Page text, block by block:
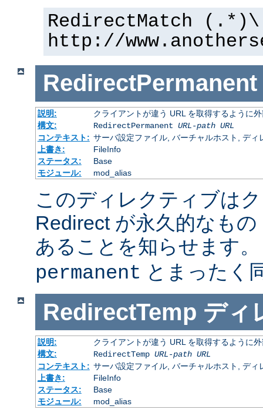
RedirectMatch
http://
RedirectPermanent
説明:
クライアントが違う URL を取得するように
構文:
RedirectPermanent URL-path URL
コンテキスト: サーバ設定ファイル, バーチャルホスト, ディ
上書き:
FileInfo
ステータス:
Base
モジュール:
mod_alias
このディレクティブは
Redirect が永久的なも
あることを知らせます
permanent とまったく
RedirectTemp ディ
説明:
クライアントが違う URL を取得するように
構文:
RedirectTemp URL-path URL
コンテキスト: サーバ設定ファイル, バーチャルホスト, ディ
上書き:
FileInfo
ステータス:
Base
モジュール:
mod_alias